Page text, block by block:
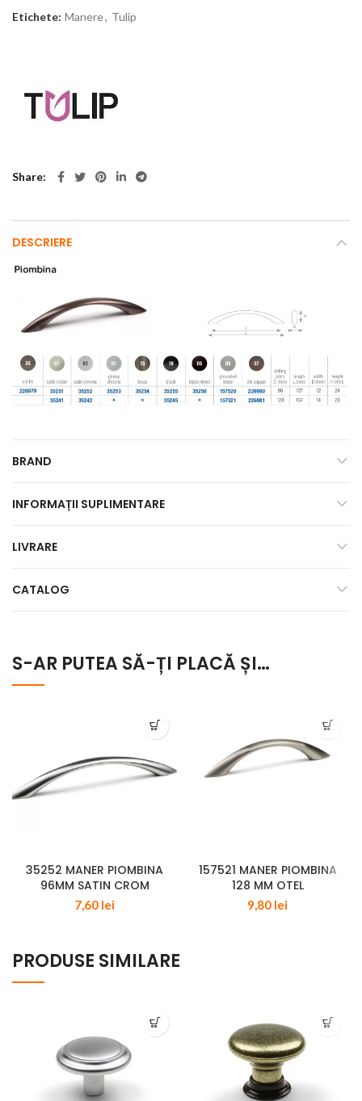
Etichete: Manere, Tulip
Share
DESCRIERE
BRAND
INFORMAȚII SUPLIMENTARE
LIVRARE
CATALOG
S-AR PUTEA SĂ-ȚI PLACĂ ȘI…
35252 MANER PIOMBINA
96MM SATIN CROM
7,60 lei
157521 MANER PIOMBINA
128 MM OTEL
9,80 lei
PRODUSE SIMILARE